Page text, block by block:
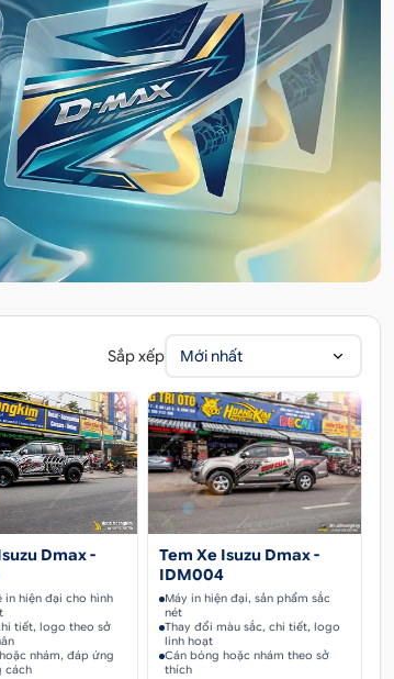
Sắp xếp Mới nhất
Dmax -
in hiện đại cho hình
tiết, logo theo sở
nhám, đáp ứng
cách
Tem Xe Isuzu Dmax -
IDM004
Máy in hiện đại, sản phẩm sắc
nét
Thay đổi màu sắc, chi tiết, logo
linh hoạt
Cán bóng hoặc nhám theo sở
thích